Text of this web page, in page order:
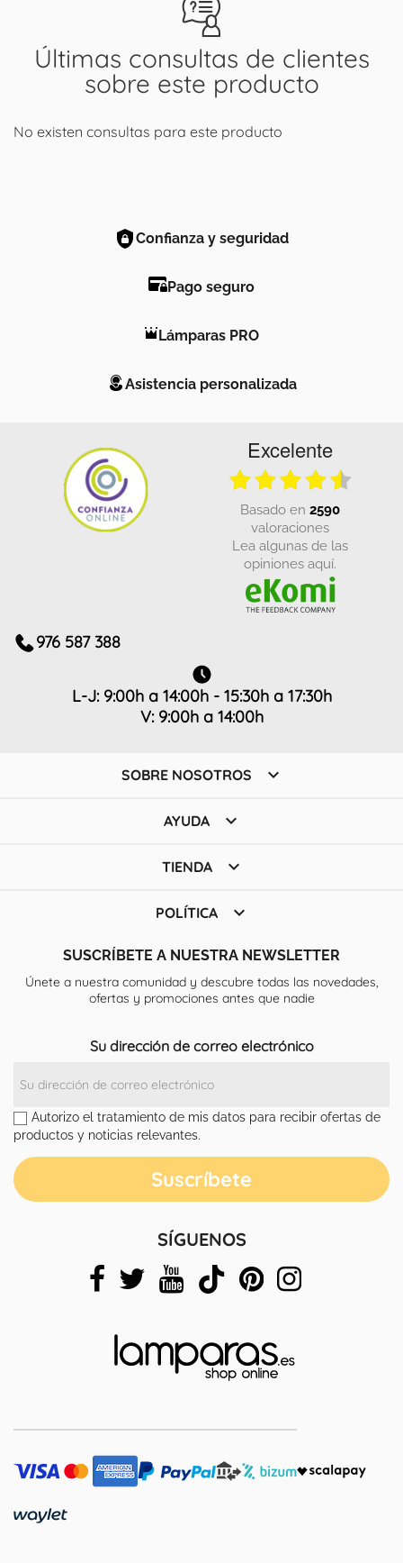
Últimas consultas de clientes
sobre este producto
No existen consultas para este producto
Confianza y seguridad
Pago seguro
Lámparas PRO
Asistencia personalizada
Excelente
basado en 2590
valoraciones
Lea algunas de las
opiniones aquí.
976 587 388
L-J: 9:00h a 14:00h - 15:30h a 17:30h
V: 9:00h a 14:00h
SOBRE NOSOTROS 
AYUDA 
TIENDA 
POLÍTICA 
SUSCRÍBETE A NUESTRA NEWSLETTER
Únete a nuestra comunidad y descubre todas las novedades,
ofertas y promociones antes que nadie
Su dirección de correo electrónico
Autorizo el tratamiento de mis datos para recibir ofertas de
productos y noticias relevantes.
SÍGUENOS